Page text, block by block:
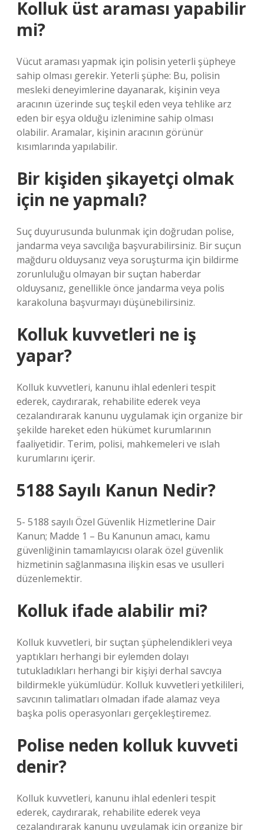
Kolluk üst araması yapabilir
mi?
Vücut araması yapmak için polisin yeterli şüpheye
sahip olması gerekir. Yeterli şüphe: Bu, polisin
mesleki deneyimlerine dayanarak, kişinin veya
aracının üzerinde suç teşkil eden veya tehlike arz
eden bir eşya olduğu izlenimine sahip olması
olabilir. Aramalar, kişinin aracının görünür
kısımlarında yapılabilir.
Bir kişiden şikayetçi olmak
için ne yapmalı?
Suç duyurusunda bulunmak için doğrudan polise,
jandarma veya savcılığa başvurabilirsiniz. Bir suçun
mağduru olduysanız veya soruşturma için bildirme
zorunluluğu olmayan bir suçtan haberdar
olduysanız, genellikle önce jandarma veya polis
karakoluna başvurmayı düşünebilirsiniz.
Kolluk kuvvetleri ne iş
yapar?
Kolluk kuvvetleri, kanunu ihlal edenleri tespit
ederek, caydırarak, rehabilite ederek veya
cezalandırarak kanunu uygulamak için organize bir
şekilde hareket eden hükümet kurumlarının
faaliyetidir. Terim, polisi, mahkemeleri ve ıslah
kurumlarını içerir.
5188 Sayılı Kanun Nedir?
5- 5188 sayılı Özel Güvenlik Hizmetlerine Dair
Kanun; Madde 1 – Bu Kanunun amacı, kamu
güvenliğinin tamamlayıcısı olarak özel güvenlik
hizmetinin sağlanmasına ilişkin esas ve usulleri
düzenlemektir.
Kolluk ifade alabilir mi?
Kolluk kuvvetleri, bir suçtan şüphelendikleri veya
yaptıkları herhangi bir eylemden dolayı
tutukladıkları herhangi bir kişiyi derhal savcıya
bildirmekle yükümlüdür. Kolluk kuvvetleri yetkilileri,
savcının talimatları olmadan ifade alamaz veya
başka polis operasyonları gerçekleştiremez.
Polise neden kolluk kuvveti
denir?
Kolluk kuvvetleri, kanunu ihlal edenleri tespit
ederek, caydırarak, rehabilite ederek veya
cezalandırarak kanunu uygulamak için organize bir